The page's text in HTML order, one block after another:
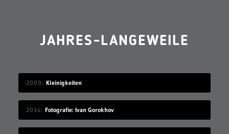
JAHRES-LANGEWEILE
2009 Kleinigkeiten
2014 Fotografie: Ivan Gorokhov